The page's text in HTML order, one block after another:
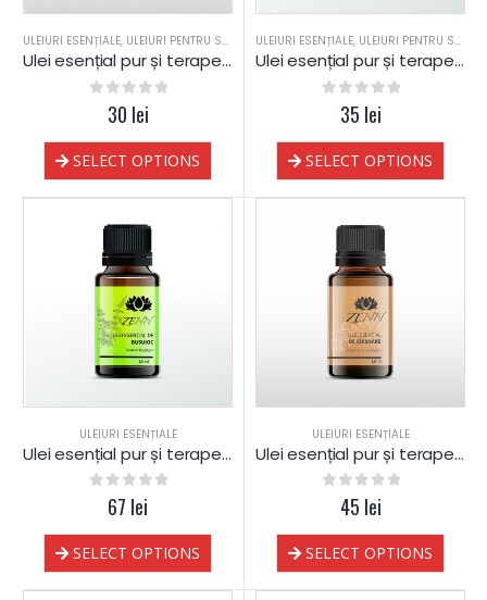
ULEIURI ESENȚIALE, ULEIURI PENTRU SAUNA
Ulei esențial pur și terapeutic de Eucalipt globulus 60% cineole
out of 5
30 lei
SELECT OPTIONS
ULEIURI ESENȚIALE, ULEIURI PENTRU SAUNA
Ulei esențial pur și terapeutic de Lavandă România
out of 5
35 lei
SELECT OPTIONS
ULEIURI ESENȚIALE
Ulei esențial pur și terapeutic de Busuioc
out of 5
67 lei
SELECT OPTIONS
ULEIURI ESENȚIALE
Ulei esențial pur și terapeutic de Cuișoare
out of 5
45 lei
SELECT OPTIONS